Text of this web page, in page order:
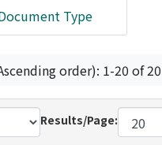
Type
order): 1-20 of 20
Results/Page: